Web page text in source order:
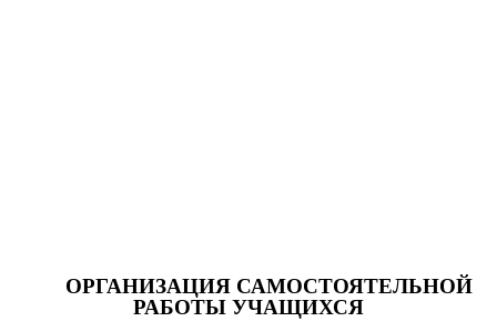
ОРГАНИЗАЦИЯ САМОСТОЯТЕЛЬНОЙ
РАБОТЫ УЧАЩИХСЯ